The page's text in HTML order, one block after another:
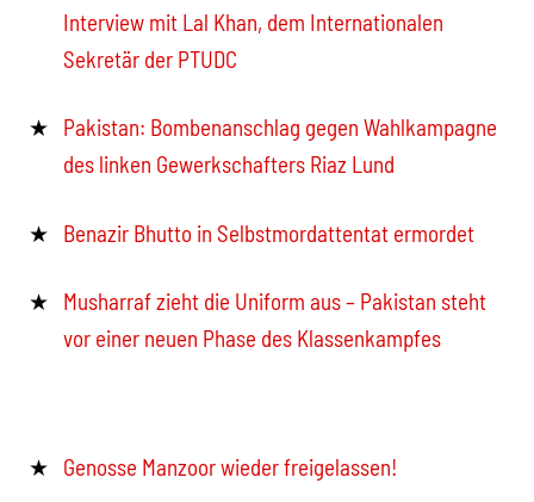
Interview mit Lal Khan, dem Internationalen
Sekretär der PTUDC
Pakistan: Bombenanschlag gegen Wahlkampagne
des linken Gewerkschafters Riaz Lund
Benazir Bhutto in Selbstmordattentat ermordet
Musharraf zieht die Uniform aus – Pakistan steht
vor einer neuen Phase des Klassenkampfes
Genosse Manzoor wieder freigelassen!